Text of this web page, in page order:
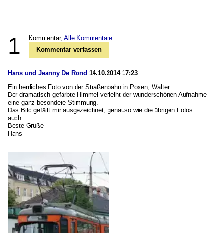
1 Kommentar, Alle Kommentare
Kommentar verfassen
Hans und Jeanny De Rond 14.10.2014 17:23
Ein herrliches Foto von der Straßenbahn in Posen, Walter.
Der dramatisch gefärbte Himmel verleiht der wunderschönen Aufnahme
eine ganz besondere Stimmung.
Das Bild gefällt mir ausgezeichnet, genauso wie die übrigen Fotos
auch.
Beste Grüße
Hans